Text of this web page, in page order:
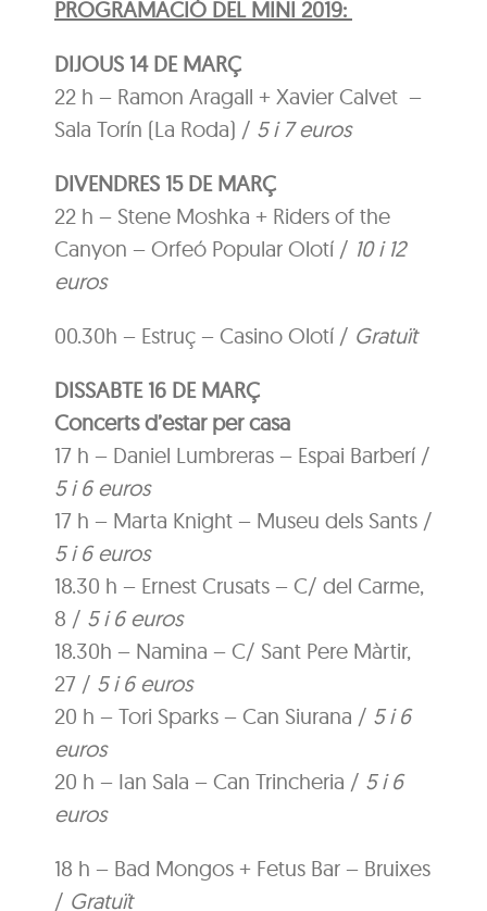
PROGRAMACIÓ DEL MINI 2019:
DIJOUS 14 DE MARÇ
22 h – Ramon Aragall + Xavier Calvet –
Sala Torín (La Roda) / 5 i 7 euros
DIVENDRES 15 DE MARÇ
22 h – Stene Moshka + Riders of the
Canyon – Orfeó Popular Olotí / 10 i 12
euros
00.30h – Estruç – Casino Olotí / Gratuït
DISSABTE 16 DE MARÇ
Concerts d’estar per casa
17 h – Daniel Lumbreras – Espai Barberí /
5 i 6 euros
17 h – Marta Knight – Museu dels Sants /
5 i 6 euros
18.30 h – Ernest Crusats – C/ del Carme,
8 / 5 i 6 euros
18.30h – Namina – C/ Sant Pere Màrtir,
27 / 5 i 6 euros
20 h – Tori Sparks – Can Siurana / 5 i 6
euros
20 h – Ian Sala – Can Trincheria / 5 i 6
euros
18 h – Bad Mongos + Fetus Bar – Bruixes
/ Gratuït